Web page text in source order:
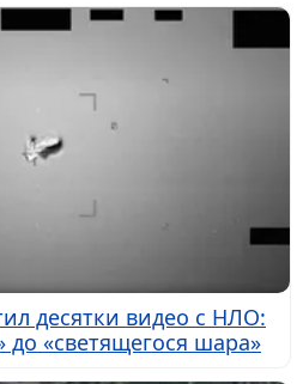
десятки видео с НЛО:
до «светящегося шара»